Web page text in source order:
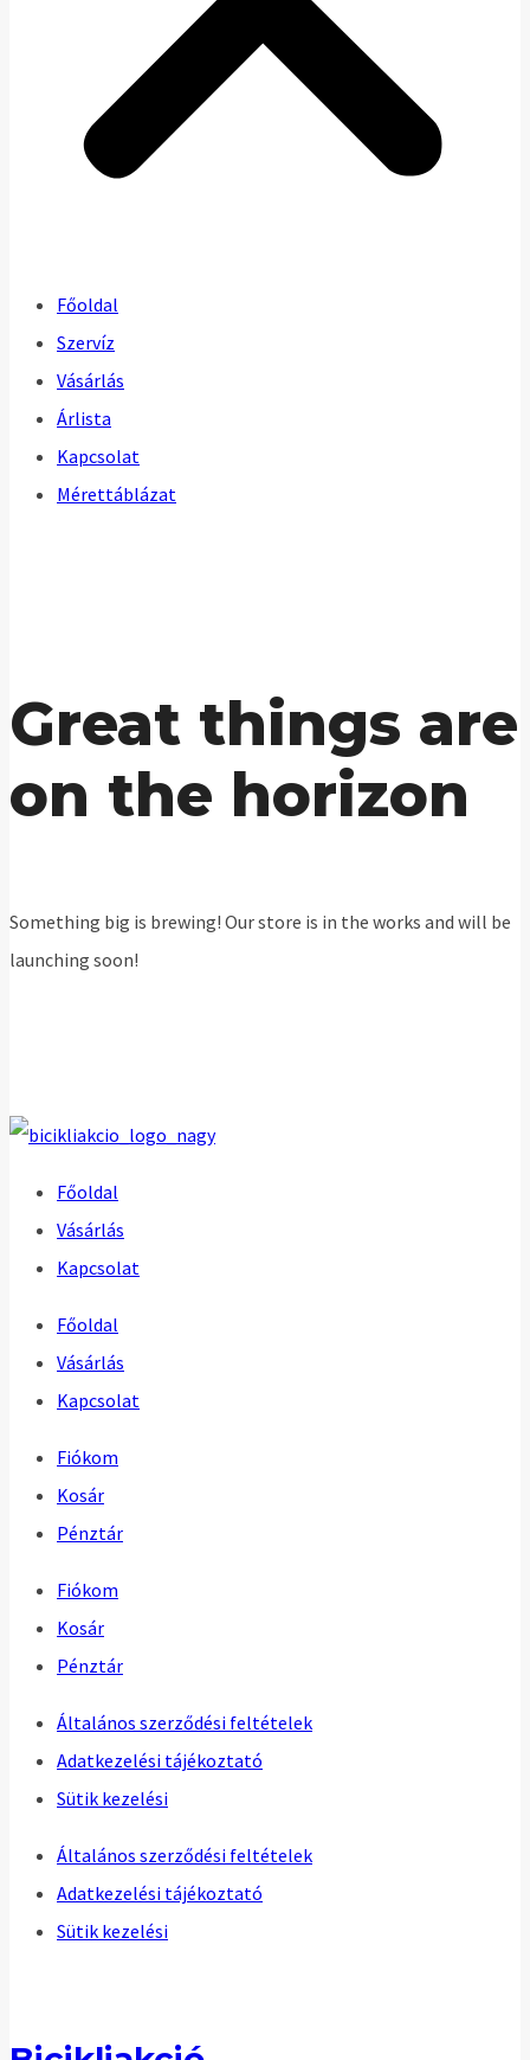
Főoldal
Szervíz
Vásárlás
Árlista
Kapcsolat
Mérettáblázat
Great things are
on the horizon
Something big is brewing! Our store is in the works and will be
launching soon!
Főoldal
Vásárlás
Kapcsolat
Főoldal
Vásárlás
Kapcsolat
Fiókom
Kosár
Pénztár
Fiókom
Kosár
Pénztár
Általános szerződési feltételek
Adatkezelési tájékoztató
Sütik kezelési
Általános szerződési feltételek
Adatkezelési tájékoztató
Sütik kezelési